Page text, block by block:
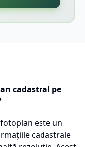
cadastral pe
este un
cadastrale